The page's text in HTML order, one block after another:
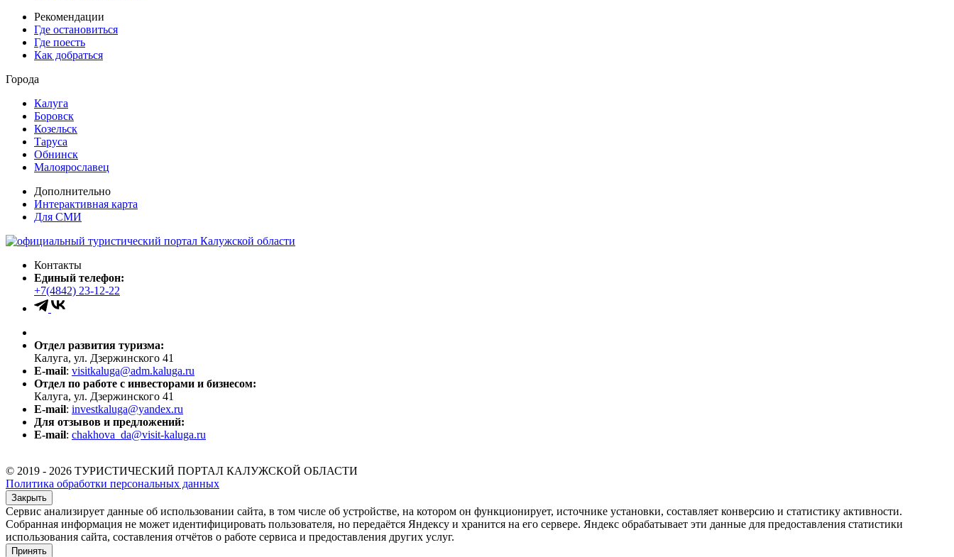
Рекомендации
Где остановиться
Где поесть
Как добраться
Города
Калуга
Боровск
Козельск
Таруса
Обнинск
Малоярославец
Дополнительно
Интерактивная карта
Для СМИ
Контакты
Единый телефон:
+7(4842) 23-12-22
Отдел развития туризма:
Калуга, ул. Дзержинского 41
E-mail: visitkaluga@adm.kaluga.ru
Отдел по работе с инвесторами и бизнесом:
Калуга, ул. Дзержинского 41
E-mail: investkaluga@yandex.ru
Для отзывов и предложений:
E-mail: chakhova_da@visit-kaluga.ru
© 2019 - 2026 ТУРИСТИЧЕСКИЙ ПОРТАЛ КАЛУЖСКОЙ ОБЛАСТИ
Политика обработки персональных данных
Закрыть
Сервис анализирует данные об использовании сайта, в том числе об устройстве, на котором он функционирует, источнике установки, составляет конверсию и статистику активности.
Собранная информация не может идентифицировать пользователя, но передаётся Яндексу и хранится на его сервере. Яндекс обрабатывает эти данные для предоставления статистики
использования сайта, составления отчётов о работе сервиса и предоставления других услуг.
Принять